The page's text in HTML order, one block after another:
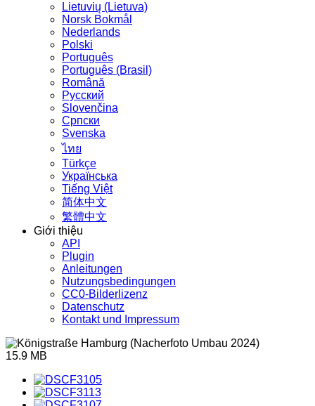
Lietuvių (Lietuva)
‪Norsk Bokmål‬
Nederlands
Polski
Português
Português (Brasil)
Română
Русский
Slovenčina
Српски
Svenska
ไทย
Türkçe
Українська
Tiếng Việt
简体中文
繁體中文
Giới thiệu
API
Plugin
Anleitungen
Nutzungsbedingungen
CC0-Bilderlizenz
Datenschutz
Kontakt und Impressum
15.9 MB